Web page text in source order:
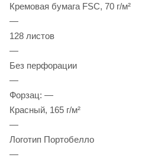
Кремовая бумага FSC, 70 г/м²
—
128 листов
—
Без перфорации
—
Форзац: —
Красный, 165 г/м²
—
Логотип Портобелло
—